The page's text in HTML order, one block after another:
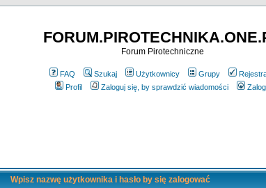
Forum Pirotechniczne
FAQ Szukaj Użytkownicy Grupy
Profil
Zaloguj się, by sprawdzić wiadomości
Wpisz nazwę użytkownika i hasło by się zalogować